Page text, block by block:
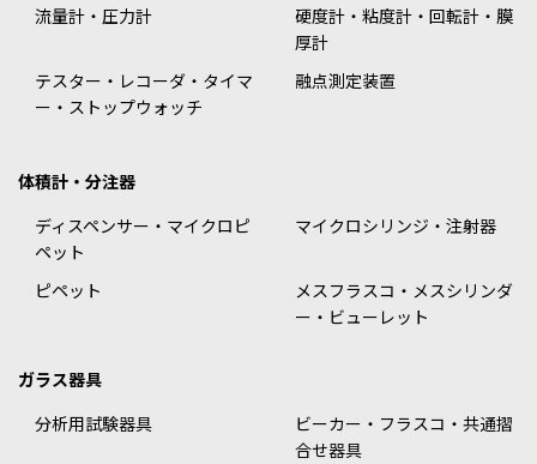
流量計・圧力計
硬度計・粘度計・回転計・膜
厚計
テスター・レコーダ・タイマ
ー・ストップウォッチ
融点測定装置
体積計・分注器
ディスペンサー・マイクロピ
ペット
マイクロシリンジ・注射器
ピペット
メスフラスコ・メスシリンダ
ー・ビューレット
ガラス器具
分析用試験器具
ビーカー・フラスコ・共通摺
合せ器具